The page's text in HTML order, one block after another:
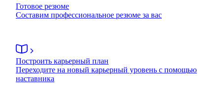
Готовое резюме
Составим профессиональное резюме за вас
Построить карьерный план
Переходите на новый карьерный уровень с помощью
наставника